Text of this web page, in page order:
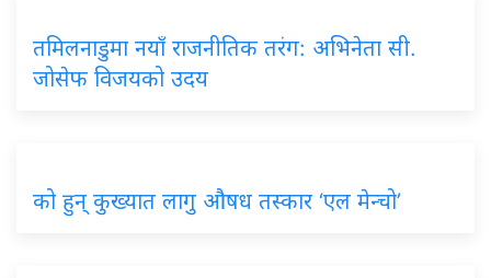
तमिलनाडुमा नयाँ राजनीतिक तरंग: अभिनेता सी.
जोसेफ विजयको उदय
को हुन् कुख्यात लागु औषध तस्कार ‘एल मेन्चो’